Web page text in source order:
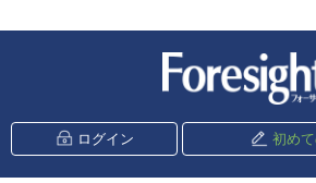
ログイン 初め